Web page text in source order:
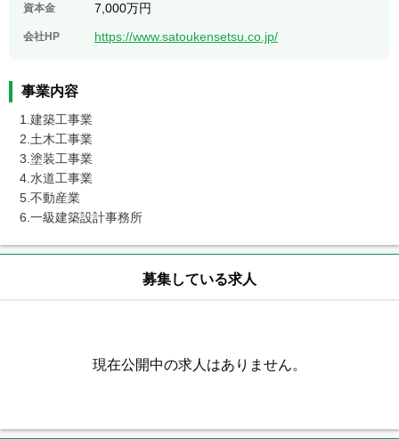
資本金 7,000万円
会社HP https://www.satoukensetsu.co.jp/
事業内容
1.建築工事業
2.土木工事業
3.塗装工事業
4.水道工事業
5.不動産業
6.一級建築設計事務所
募集している求人
現在公開中の求人はありません。